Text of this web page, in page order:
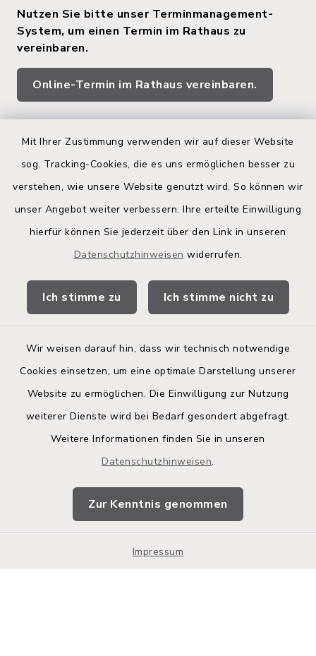
Mit Ihrer Zustimmung verwenden wir auf dieser Website
sog. Tracking-Cookies, die es uns ermöglichen besser zu
verstehen, wie unsere Website genutzt wird. So können wir
unser Angebot weiter verbessern. Ihre erteilte Einwilligung
hierfür können Sie jederzeit über den Link in unseren
Datenschutzhinweisen widerrufen.
Ich stimme zu Ich stimme nicht zu
Wir weisen darauf hin, dass wir technisch notwendige
Cookies einsetzen, um eine optimale Darstellung unserer
Website zu ermöglichen. Die Einwilligung zur Nutzung
weiterer Dienste wird bei Bedarf gesondert abgefragt.
Weitere Informationen finden Sie in unseren
Datenschutzhinweisen.
Zur Kenntnis genommen
Impressum
Nutzen Sie bitte unser Terminmanagement-
System, um einen Termin im Rathaus zu
vereinbaren.
Online-Termin im Rathaus vereinbaren.
Quicklinks
Land Schleswig-Holstein
Kita-Portal
Bürgerinformationsbroschüre
Barrierefreiheit
Impressum
Sitemap